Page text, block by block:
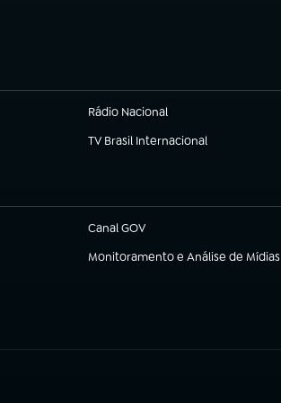
Rádio Nacional
TV Brasil Internacional
(abre em nova aba)
Canal GOV
(abre em nova aba)
Monitoramento e Análise de Mídias
(abre em nova aba)